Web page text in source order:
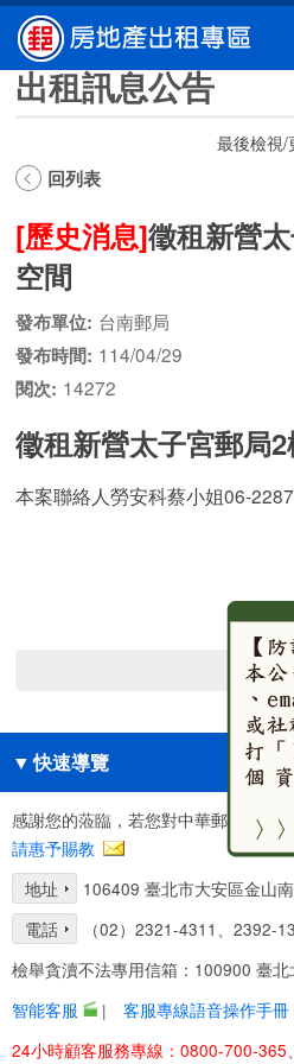
跳到主要內容區塊
出租訊息公告
最後檢視/
回列表
[歷史消息]徵租新營
空間
發布單位: 台南郵局
發布時間: 114/04/29
閱次: 14272
徵租新營太子宮郵局
本案聯絡人勞安科蔡小姐06-
▼ 快速導覽
感謝您的蒞臨，若您對中華郵政(股)
請惠予賜教
地址
106409 臺北市大安區金山
電話
（02）2321-4311、2392-
檢舉貪瀆不法專用信箱：100900 臺
智能客服
| 客服專線語音操作手冊
24小時顧客服務專線：0800-700-365